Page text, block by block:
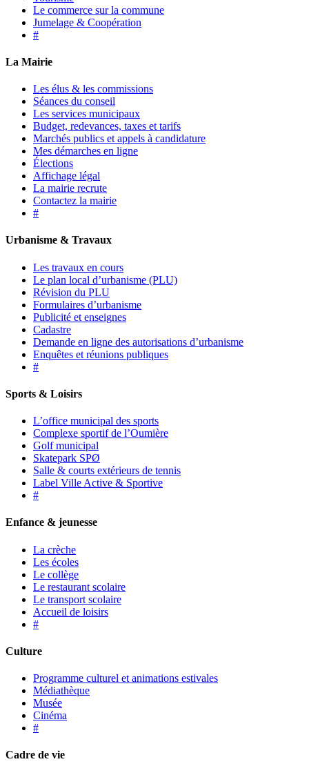
Le commerce sur la commune
Jumelage & Coopération
#
La Mairie
Les élus & les commissions
Séances du conseil
Les services municipaux
Budget, redevances, taxes et tarifs
Marchés publics et appels à candidature
Mes démarches en ligne
Élections
Affichage légal
La mairie recrute
Contactez la mairie
#
Urbanisme & Travaux
Les travaux en cours
Le plan local d’urbanisme (PLU)
Révision du PLU
Formulaires d’urbanisme
Publicité et enseignes
Cadastre
Demande en ligne des autorisations d’urbanisme
Enquêtes et réunions publiques
#
Sports & Loisirs
L’office municipal des sports
Complexe sportif de l’Oumière
Golf municipal
Skatepark SPØ
Salle & courts extérieurs de tennis
Label Ville Active & Sportive
#
Enfance & jeunesse
La crèche
Les écoles
Le collège
Le restaurant scolaire
Le transport scolaire
Accueil de loisirs
#
Culture
Programme culturel et animations estivales
Médiathèque
Musée
Cinéma
#
Cadre de vie